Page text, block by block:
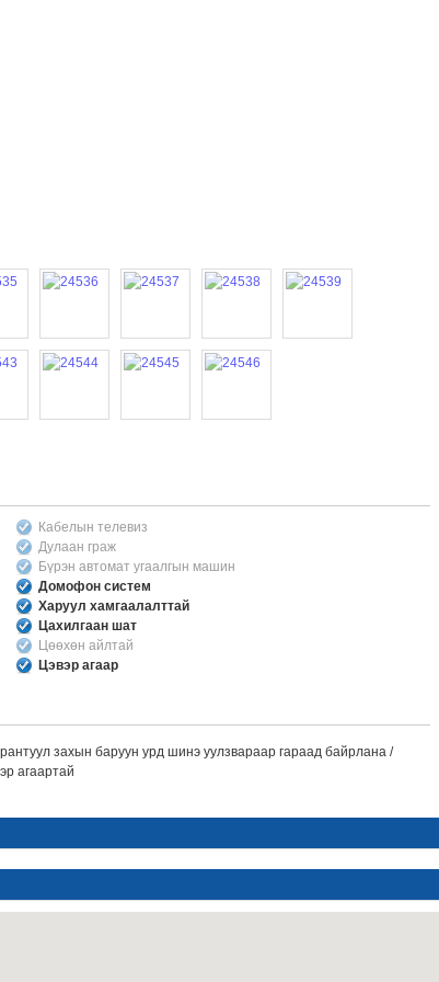
Кабелын телевиз
Дулаан граж
Бүрэн автомат угаалгын машин
Домофон систем
Харуул хамгаалалттай
Цахилгаан шат
Цөөхөн айлтай
Цэвэр агаар
захын баруун урд шинэ уулзвараар гараад байрлана /
агаартай